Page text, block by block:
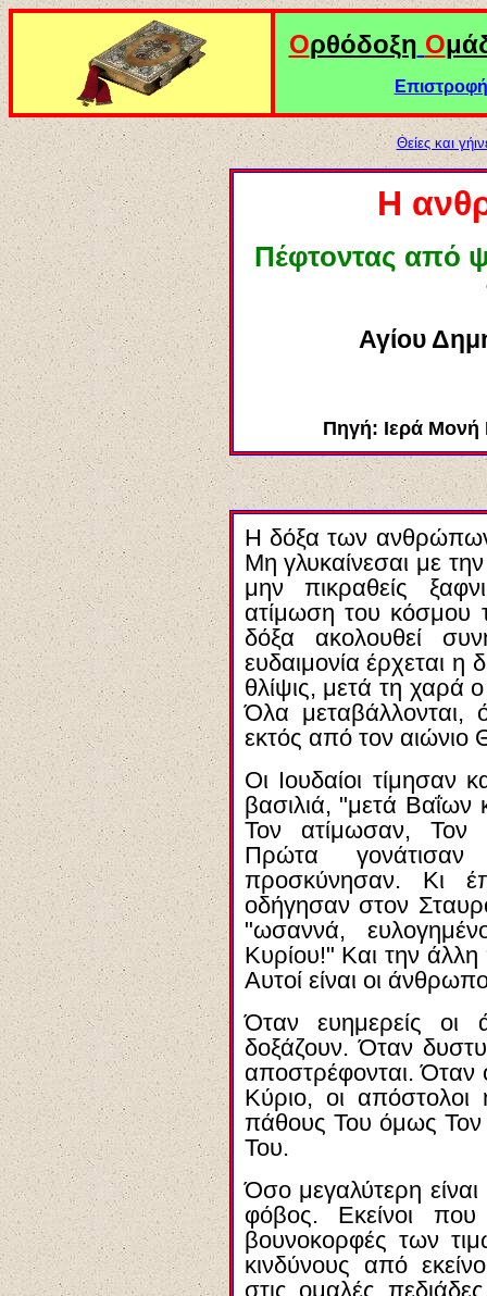
Ορθόδοξη Ο
Θείες και
Η
Πέφτοντας από
Αγίου
Πηγή: Ιερά
Η δόξα των
Μη γλυκαίνεσαι με
μην πικραθείς
ατίμωση του κόσμου
δόξα ακολουθεί
ευδαιμονία έρχεται
θλίψις, μετά τη χαρά
Όλα μεταβάλλονται,
εκτός από τον αιώνιο
Οι Ιουδαίοι τίμησαν
βασιλιά, "μετά Βαΐων
Τον ατίμωσαν, Τον
Πρώτα
προσκύνησαν. Κι
οδήγησαν στον
"ωσαννά,
Κυρίου!" Και την
Αυτοί είναι οι
Όταν ευημερείς
δοξάζουν. Όταν
αποστρέφονται. Όταν
Κύριο, οι
πάθους Του όμως Τον
Του.
Όσο μεγαλύτερη
φόβος. Εκείνοι που
βουνοκορφές των
κινδύνους από
στις ομαλές